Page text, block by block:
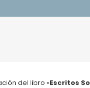
del libro «Escritos